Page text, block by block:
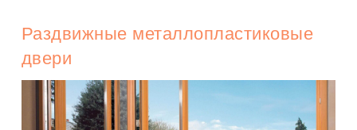
Раздвижные металлопластиковые
двери